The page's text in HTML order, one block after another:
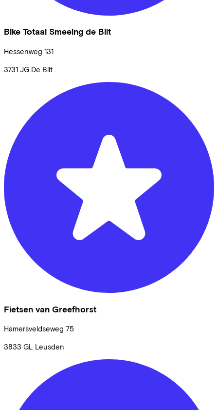
Bike Totaal Smeeing de Bilt
Hessenweg 131
3731 JG De Bilt
Fietsen van Greefhorst
Hamersveldseweg 75
3833 GL Leusden